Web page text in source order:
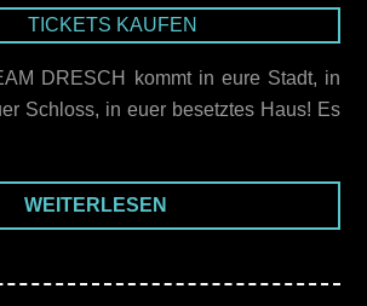
TICKETS KAUFEN
DRESCH kommt in eure Stadt, in
Schloss, in euer besetztes Haus! Es
WEITERLESEN